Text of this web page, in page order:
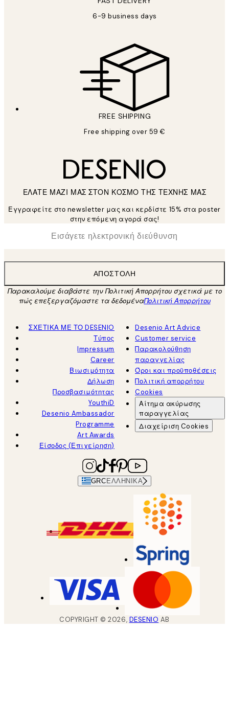
6-9 business days
FREE SHIPPING
Free shipping over 59 €
ΕΛΑΤΕ ΜΑΖΙ ΜΑΣ ΣΤΟΝ ΚΟΣΜΟ ΤΗΣ ΤΕΧΝΗΣ ΜΑΣ
Εγγραφείτε στο newsletter μας και κερδίστε 15% στα poster
στην επόμενη αγορά σας!
Ηλεκτρονική Διεύθυνση
ΑΠΟΣΤΟΛΉ
Παρακαλούμε διαβάστε την Πολιτική Απορρήτου σχετικά με το
πώς επεξεργαζόμαστε τα δεδομέναΠολιτική Απορρήτου
ΣΧΕΤΙΚΑ ΜΕ ΤΟ DESENIO
Τύπος
Impressum
Career
Βιωσιμότητα
Δήλωση
Προσβασιμότητας
YouthiD
Desenio Ambassador
Programme
Art Awards
Είσοδος (Επιχείρηση)
Desenio Art Advice
Customer service
Παρακολούθηση
παραγγελίας
Όροι και προϋποθέσεις
Πολιτική απορρήτου
Cookies
Αίτημα ακύρωσης
παραγγελίας
Διαχείριση Cookies
GRC ΕΛΛΗΝΙΚΆ
COPYRIGHT ©2026, DESENIO AB